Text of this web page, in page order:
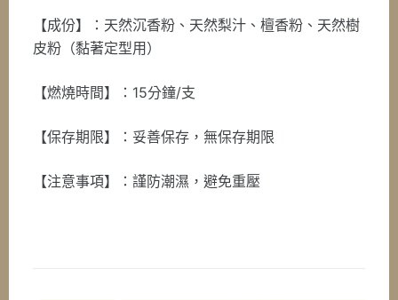
【成份】：天然沉香粉、天然梨汁、檀香粉、天然樹
皮粉（黏著定型用）
【燃燒時間】：15分鐘/支
【保存期限】：妥善保存，無保存期限
【注意事項】：謹防潮濕，避免重壓